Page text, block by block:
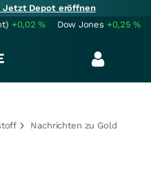
Jetzt Depot eröffnen
+0,02% Dow Jones +0,25%
Nachrichten zu Gold